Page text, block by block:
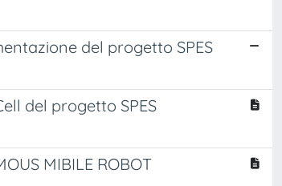
del progetto SPES
del progetto SPES
MIBILE ROBOT